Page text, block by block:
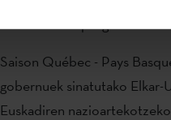
Saison Québec - Pays
gobernuek sinatutako
Euskadiren